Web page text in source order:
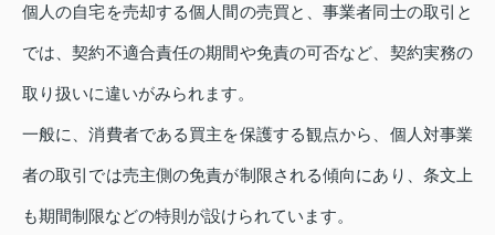
個人の自宅を売却する個人間の売買と、事業者同士の取引と
では、契約不適合責任の期間や免責の可否など、契約実務の
取り扱いに違いがみられます。
一般に、消費者である買主を保護する観点から、個人対事業
者の取引では売主側の免責が制限される傾向にあり、条文上
も期間制限などの特則が設けられています。